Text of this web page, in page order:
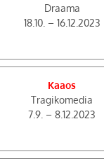
Draama
18.10. – 16.12.2023
Kaaos
Tragikomedia
7.9. – 8.12.2023